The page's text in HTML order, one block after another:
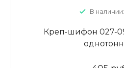
В
Креп-шифон 027-